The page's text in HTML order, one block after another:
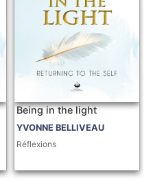
Being in the light
YVONNE BELLIVEAU
Réflexions